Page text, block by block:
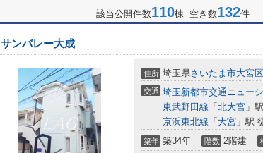
該当公開件数110棟 空き数132件
サンバレー大成
住所 埼玉県さいたま市大宮区
交通 埼玉新都市交通ニュー
東武野田線 「 北大宮 」
京浜東北線 「 大宮 」駅
築年 築34年 階数 2階建